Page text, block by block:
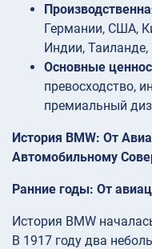
Германии, США,
Индии, Таиланде,
Основные
превосходство,
премиальный
История BMW: От
Автомобильному
Ранние годы: От
История BMW
В 1917 году два